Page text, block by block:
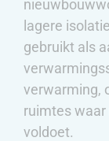
lagere
gebruikt als
verwarming,
ruimtes
voldoet.